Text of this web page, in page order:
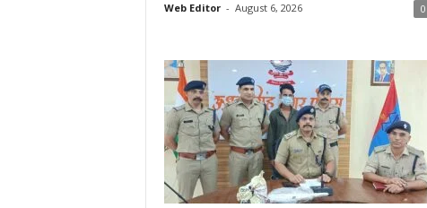
Web Editor - August 6, 2026 0